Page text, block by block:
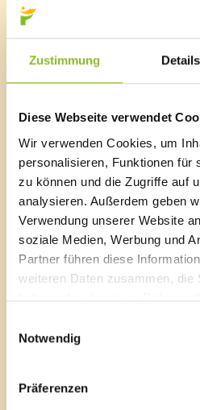
Zustimmung Details
Diese Webseite verwendet
Wir verwenden Cookies, um
personalisieren, Funktionen für
zu können und die Zugriffe auf
analysieren. Außerdem geben
Verwendung unserer Website
soziale Medien, Werbung und
Partner führen diese
weiteren Daten zusammen, die
haben oder die sie im Rahmen
Notwendig
Präferenzen
Obere Säge
Hanfreibe
Kohlplatz
Schmiede